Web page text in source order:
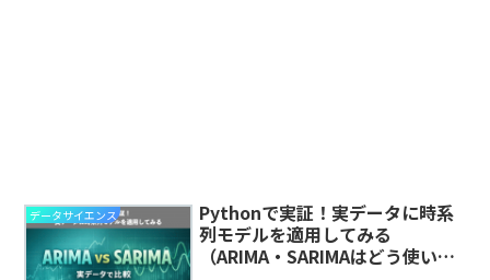
データサイエンス
Pythonで実証！実データに時系
列モデルを適用してみる
（ARIMA・SARIMAはどう使い分